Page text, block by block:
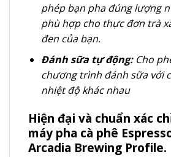
phép bạn pha đúng lượng
phù hợp cho thực đơn trà
đen của bạn.
Đánh sữa tự động:Cho
chương trình đánh sữa với
nhiệt độ khác nhau
Hiện đại và chuẩn xác
máy pha cà phê
Arcadia Brewing Profile.